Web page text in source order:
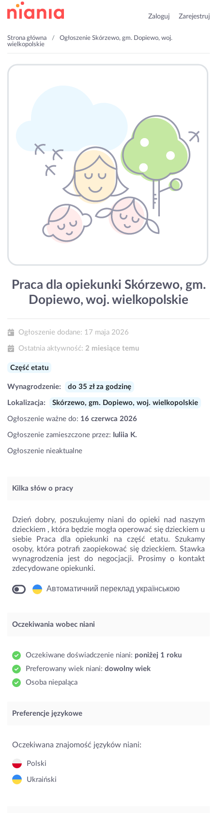
Zaloguj Zarejestruj
Strona główna
Ogłoszenie Skórzewo, gm. Dopiewo, woj.
wielkopolskie
Praca dla opiekunki Skórzewo, gm.
Dopiewo, woj. wielkopolskie
Ogłoszenie dodane: 17 maja 2026
Ostatnia aktywność: 2 miesiące temu
Część etatu
Wynagrodzenie: do 35 zł za godzinę
Lokalizacja: Skórzewo, gm. Dopiewo, woj. wielkopolskie
Ogłoszenie ważne do: 16 czerwca 2026
Ogłoszenie zamieszczone przez: Iuliia K.
Ogłoszenie nieaktualne
Kilka słów o pracy
Dzień dobry, poszukujemy niani do opieki nad naszym
dzieckiem , która będzie mogła operować się dzieckiem u
siebie Praca dla opiekunki na część etatu. Szukamy
osoby, która potrafi zaopiekować się dzieckiem. Stawka
wynagrodzenia jest do negocjacji. Prosimy o kontakt
zdecydowane opiekunki.
Автоматичний переклад українською
Oczekiwania wobec niani
Oczekiwane doświadczenie niani: poniżej 1 roku
Preferowany wiek niani: dowolny wiek
Osoba niepaląca
Preferencje językowe
Oczekiwana znajomość języków niani:
Polski
Ukraiński